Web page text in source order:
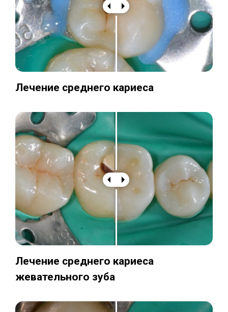
Лечение среднего кариеса
Лечение среднего кариеса
жевательного зуба